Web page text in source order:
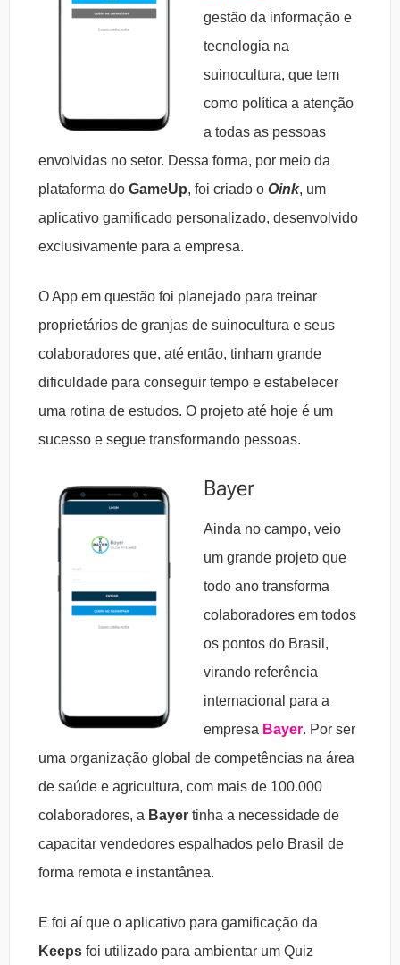
gestão da informação e
tecnologia na
suinocultura, que tem
como política a atenção
a todas as pessoas
envolvidas no setor. Dessa forma, por meio da
plataforma do GameUp, foi criado o Oink, um
aplicativo gamificado personalizado, desenvolvido
exclusivamente para a empresa.
O App em questão foi planejado para treinar
proprietários de granjas de suinocultura e seus
colaboradores que, até então, tinham grande
dificuldade para conseguir tempo e estabelecer
uma rotina de estudos. O projeto até hoje é um
sucesso e segue transformando pessoas.
Bayer
Ainda no campo, veio
um grande projeto que
todo ano transforma
colaboradores em todos
os pontos do Brasil,
virando referência
internacional para a
empresa Bayer. Por ser
uma organização global de competências na área
de saúde e agricultura, com mais de 100.000
colaboradores, a Bayer tinha a necessidade de
capacitar vendedores espalhados pelo Brasil de
forma remota e instantânea.
E foi aí que o aplicativo para gamificação da
Keeps foi utilizado para ambientar um Quiz